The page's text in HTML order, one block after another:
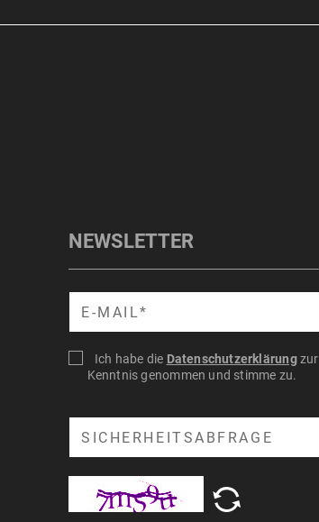
NEWSLETTER
Suche
Ich habe die Datenschutzerklärungzur
Kenntnis genommen und stimme zu.
Suche